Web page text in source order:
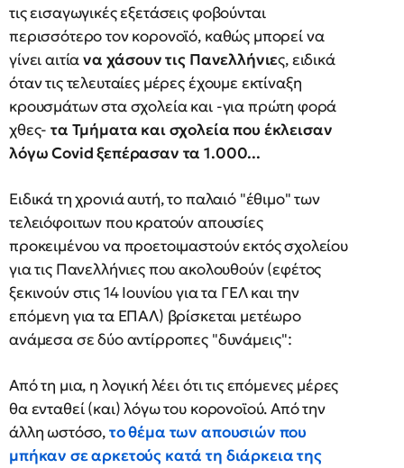
τις εισαγωγικές εξετάσεις φοβούνται
περισσότερο τον κορονοϊό, καθώς μπορεί να
γίνει αιτίανα χάσουν τις Πανελλήνιες, ειδικά
όταν τις τελευταίες μέρες έχουμε εκτίναξη
κρουσμάτων στα σχολεία και -για πρώτη φορά
χθες- τα Τμήματα και σχολεία που έκλεισαν
λόγω Covid ξεπέρασαν τα 1.000...
Ειδικά τη χρονιά αυτή, το παλαιό "έθιμο" των
τελειόφοιτων που κρατούν απουσίες
προκειμένου να προετοιμαστούν εκτός σχολείου
για τις Πανελλήνιες που ακολουθούν (εφέτος
ξεκινούν στις 14 Ιουνίου για τα ΓΕΛ και την
επόμενη για τα ΕΠΑΛ) βρίσκεται μετέωρο
ανάμεσα σε δύο αντίρροπες "δυνάμεις":
Από τη μια, η λογική λέει ότι τις επόμενες μέρες
θα ενταθεί (και) λόγω του κορονοϊού. Από την
άλλη ωστόσο,το θέμα των απουσιών που
μπήκαν σε αρκετούς κατά τη διάρκεια της